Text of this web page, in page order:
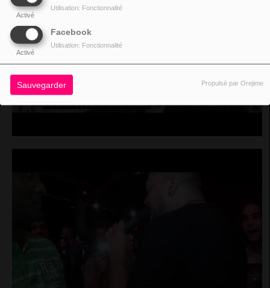
Activé
Utilisation: Fonctionnalité
Facebook
Activé
Utilisation: Fonctionnalité
Sauvegarder Propulsé par Orejime